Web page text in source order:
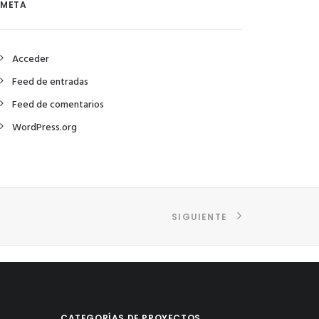
META
Acceder
Feed de entradas
Feed de comentarios
WordPress.org
SIGUIENTE